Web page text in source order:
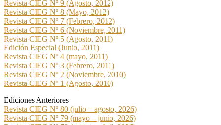
Revista CIEG Nº 1 (Agosto, 2010)
Revista CIEG Nº 2 (Noviembre, 2010)
Revista CIEG Nº 3 (Febrero, 2011)
Revista CIEG Nº 4 (mayo, 2011)
Edición Especial (Junio, 2011)
Revista CIEG Nº 5 (Agosto, 2011)
Revista CIEG Nº 6 (Noviembre, 2011)
Revista CIEG Nº 7 (Febrero, 2012)
Revista CIEG Nº 8 (Mayo, 2012)
Revista CIEG Nº 9 (Agosto, 2012)
Ediciones Anteriores
Revista CIEG Nº 80 (julio – agosto, 2026)
Revista CIEG Nº 79 (mayo – junio, 2026)